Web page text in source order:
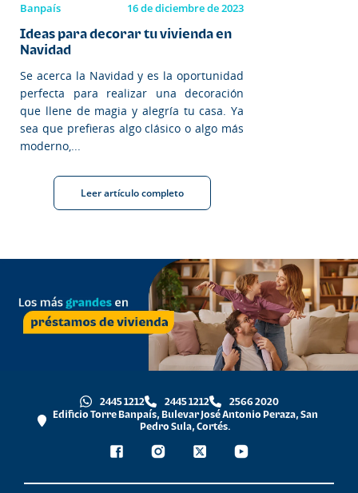
Banpaís 16 de diciembre de 2023
Ideas para decorar tu vivienda en
Navidad
Se acerca la Navidad y es la oportunidad
perfecta para realizar una decoración
que llene de magia y alegría tu casa. Ya
sea que prefieras algo clásico o algo más
moderno,...
Leer artículo completo
2445 1212 2445 1212
2566 2020
Edificio Torre Banpaís, Bulevar José Antonio Peraza, San
Pedro Sula, Cortés.